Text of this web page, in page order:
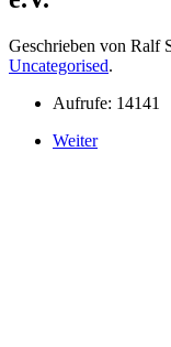
Geschrieben von Ralf
Uncategorised.
Aufrufe: 14141
Weiter